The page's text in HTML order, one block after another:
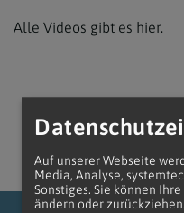
Alle Videos gibt es hier.
Auf unserer Webseite
Media, Analyse,
Sonstiges. Sie können
ändern oder zurückziehen.